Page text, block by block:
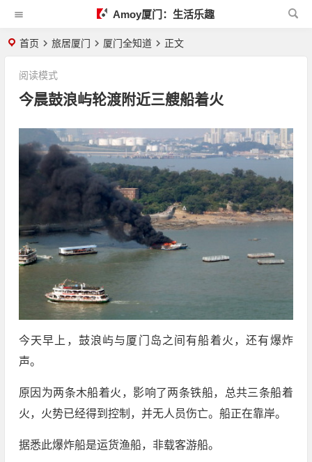
Amoy厦门：生活乐趣
首页 旅居厦门 厦门全知道 正文
今晨鼓浪屿轮渡附近三艘船着火
阅读模式
今天早上，鼓浪屿与厦门岛之间有船着火，还有爆炸
声。
原因为两条木船着火，影响了两条铁船，总共三条船着
火，火势已经得到控制，并无人员伤亡。船正在靠岸。
据悉此爆炸船是运货渔船，非载客游船。